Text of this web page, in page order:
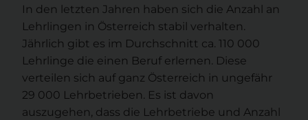
In den letzten Jahren haben sich die Anzahl an
Lehrlingen in Österreich stabil verhalten.
Jährlich gibt es im Durchschnitt ca. 110 000
Lehrlinge die einen Beruf erlernen. Diese
verteilen sich auf ganz Österreich in ungefähr
29 000 Lehrbetrieben. Es ist davon
auszugehen, dass die Lehrbetriebe und Anzahl